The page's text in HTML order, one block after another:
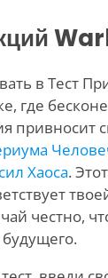
в Тест
где
привносит
сил Хаоса.
честно,